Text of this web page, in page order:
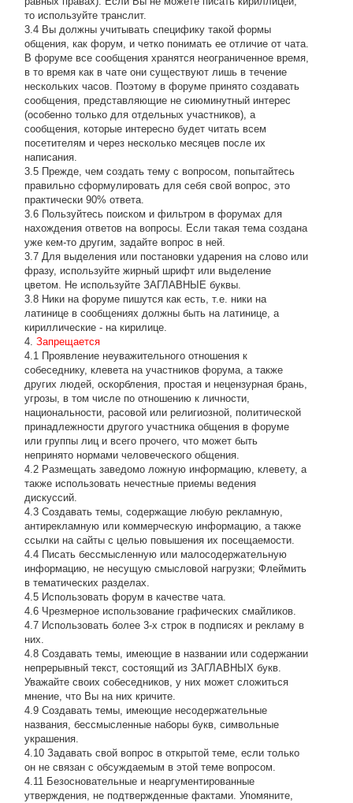
то используйте транслит.
3.4 Вы должны учитывать специфику такой формы
общения, как форум, и четко понимать ее отличие от чата.
В форуме все сообщения хранятся неограниченное время,
в то время как в чате они существуют лишь в течение
нескольких часов. Поэтому в форуме принято создавать
сообщения, представляющие не сиюминутный интерес
(особенно только для отдельных участников), а
сообщения, которые интересно будет читать всем
посетителям и через несколько месяцев после их
написания.
3.5 Прежде, чем создать тему с вопросом, попытайтесь
правильно сформулировать для себя свой вопрос, это
практически 90% ответа.
3.6 Пользуйтесь поиском и фильтром в форумах для
нахождения ответов на вопросы. Если такая тема создана
уже кем-то другим, задайте вопрос в ней.
3.7 Для выделения или постановки ударения на слово или
фразу, используйте жирный шрифт или выделение
цветом. Не используйте ЗАГЛАВНЫЕ буквы.
3.8 Ники на форуме пишутся как есть, т.е. ники на
латинице в сообщениях должны быть на латинице, а
кириллические - на кирилице.
4.Запрещается
4.1 Проявление неуважительного отношения к
собеседнику, клевета на участников форума, а также
других людей, оскорбления, простая и нецензурная брань,
угрозы, в том числе по отношению к личности,
национальности, расовой или религиозной, политической
принадлежности другого участника общения в форуме
или группы лиц и всего прочего, что может быть
непринято нормами человеческого общения.
4.2 Размещать заведомо ложную информацию, клевету, а
также использовать нечестные приемы ведения
дискуссий.
4.3 Создавать темы, содержащие любую рекламную,
антирекламную или коммерческую информацию, а также
ссылки на сайты с целью повышения их посещаемости.
4.4 Писать бессмысленнyю или малосодеpжательнyю
инфоpмацию, не несущую смысловой нагрузки; Флеймить
в тематических разделах.
4.5 Использовать форум в качестве чата.
4.6 Чрезмерное использование графических смайликов.
4.7 Использовать более 3-х строк в подписях и рекламу в
них.
4.8 Создавать темы, имеющие в названии или содержании
непрерывный текст, состоящий из ЗАГЛАВНЫХ букв.
Уважайте своих собеседников, у них может сложиться
мнение, что Вы на них кричите.
4.9 Создавать темы, имеющие несодержательные
названия, бессмысленные наборы букв, символьные
украшения.
4.10 Задавать свой вопрос в открытой теме, если только
он не связан с обсуждаемым в этой теме вопросом.
4.11 Безосновательные и неаргументированные
утверждения, не подтвержденные фактами. Упомяните,